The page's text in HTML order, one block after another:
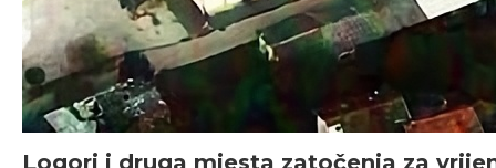
Logori i druga mjesta zatočenja za